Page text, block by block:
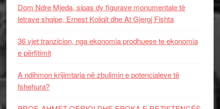
Dom Ndre Mjeda, sipas dy figurave monumentale të
letrave shqipe, Ernest Koliqit dhe At Gjergj Fishta
36 vjet tranzicion, nga ekonomia prodhuese te ekonomia
e përfitimit
A ndihmon krijimtaria në zbulimin e potencialeve të
fshehura?